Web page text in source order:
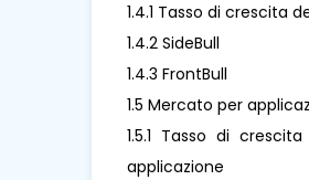
1.4.1 Tasso di crescita
1.4.2 SideBull
1.4.3 FrontBull
1.5 Mercato per
1.5.1 Tasso di
applicazione